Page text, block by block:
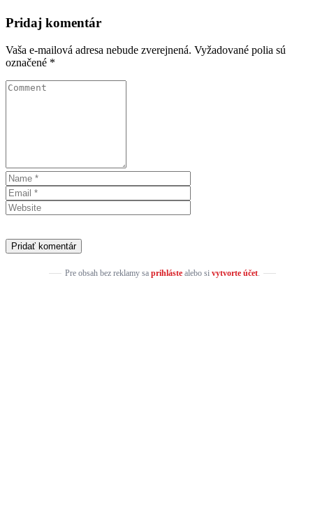
Pridaj komentár
Vaša e-mailová adresa nebude zverejnená. Vyžadované polia sú
označené *
Pre obsah bez reklamy sa prihlástealebo si vytvorte účet.